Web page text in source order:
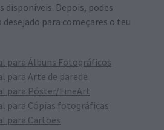
Depois, podes
para começares o teu
para Álbuns Fotográficos
para Arte de parede
para Póster/FineArt
para Cópias fotográficas
para Cartões